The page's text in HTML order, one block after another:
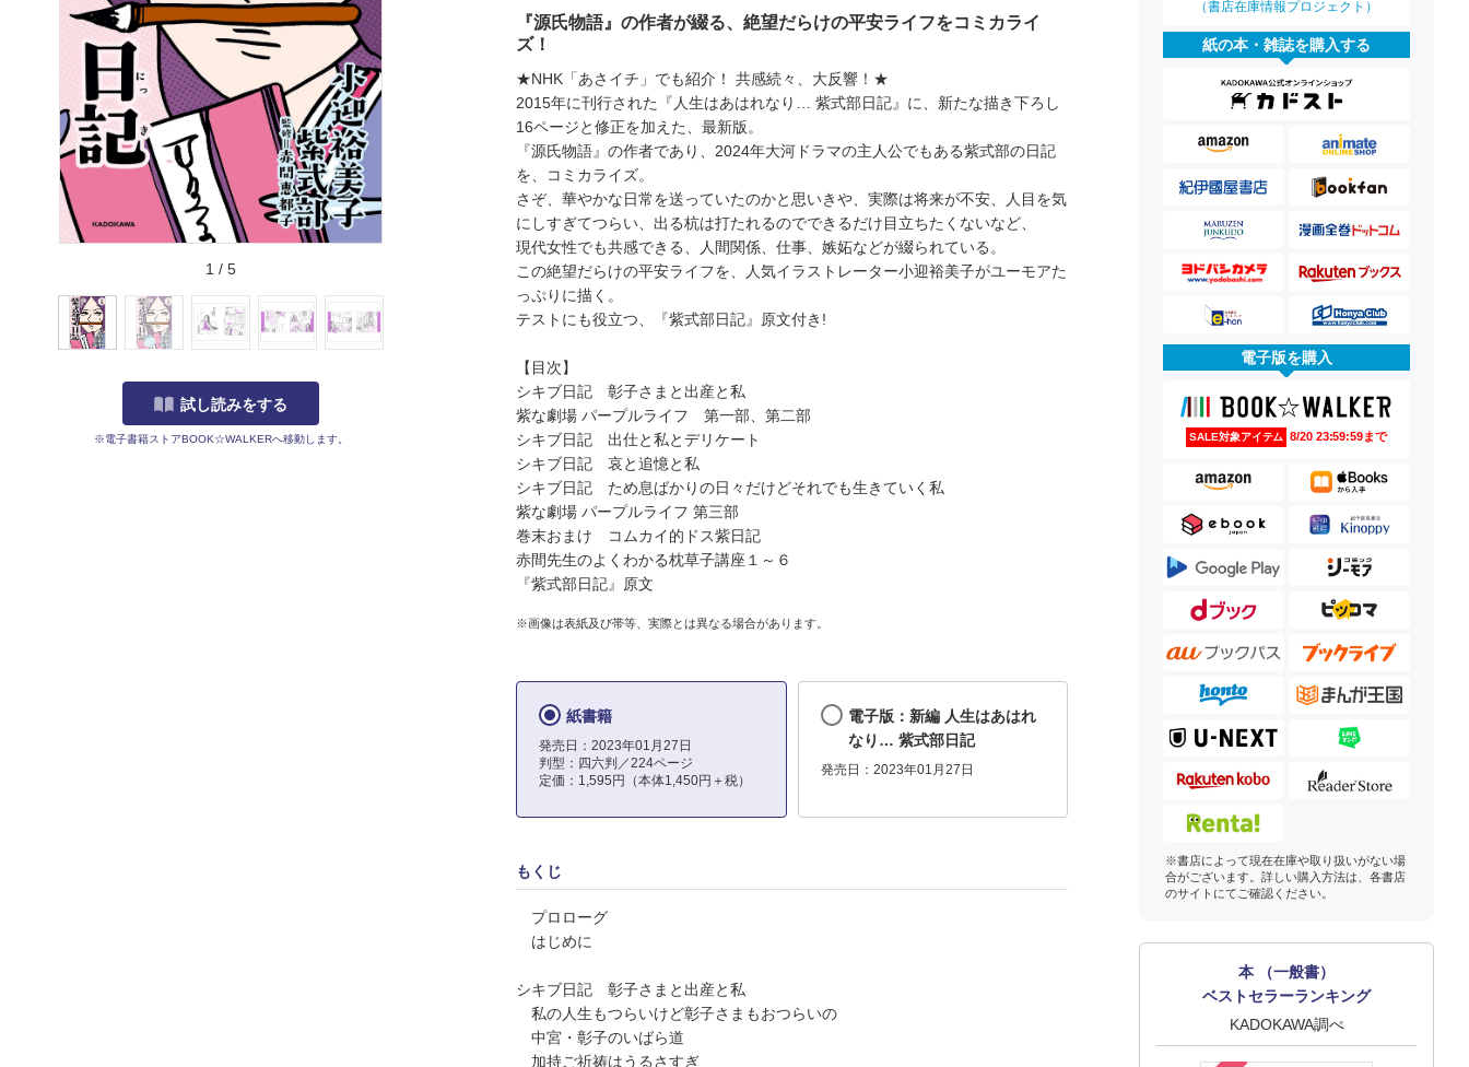
1 / 5
試し読みをする
※電子書籍ストアBOOK☆WALKERへ移動します。
『源氏物語』の作者が綴る、絶望だらけの平安ライフをコミカライ
ズ！
★NHK「あさイチ」でも紹介！ 共感続々、大反響！★
2015年に刊行された『人生はあはれなり… 紫式部日記』に、新たな描き下ろし
16ページと修正を加えた、最新版。
『源氏物語』の作者であり、2024年大河ドラマの主人公でもある紫式部の日記
を、コミカライズ。
さぞ、華やかな日常を送っていたのかと思いきや、実際は将来が不安、人目を気
にしすぎてつらい、出る杭は打たれるのでできるだけ目立ちたくないなど、
現代女性でも共感できる、人間関係、仕事、嫉妬などが綴られている。
この絶望だらけの平安ライフを、人気イラストレーター小迎裕美子がユーモアた
っぷりに描く。
テストにも役立つ、『紫式部日記』原文付き!
【目次】
シキブ日記 彰子さまと出産と私
紫な劇場 パープルライフ 第一部、第二部
シキブ日記 出仕と私とデリケート
シキブ日記 哀と追憶と私
シキブ日記 ため息ばかりの日々だけどそれでも生きていく私
紫な劇場 パープルライフ 第三部
巻末おまけ コムカイ的ドス紫日記
赤間先生のよくわかる枕草子講座１～６
『紫式部日記』原文
※画像は表紙及び帯等、実際とは異なる場合があります。
紙書籍
発売日：2023年01月27日
判型：四六判／224ページ
定価：1,595円（本体1,450円＋税）
電子版：新編 人生はあはれ
なり… 紫式部日記
発売日：2023年01月27日
もくじ
プロローグ
はじめに
シキブ日記 彰子さまと出産と私
私の人生もつらいけど彰子さまもおつらいの
中宮・彰子のいばら道
加持ご祈祷はうるさすぎ
（書店在庫情報プロジェクト）
紙の本・雑誌を購入する
電子版を購入
SALE対象アイテム 8/20 23:59:59まで
※書店によって現在在庫や取り扱いがない場
合がございます。詳しい購入方法は、各書店
のサイトにてご確認ください。
本 （一般書）
ベストセラーランキング
KADOKAWA調べ